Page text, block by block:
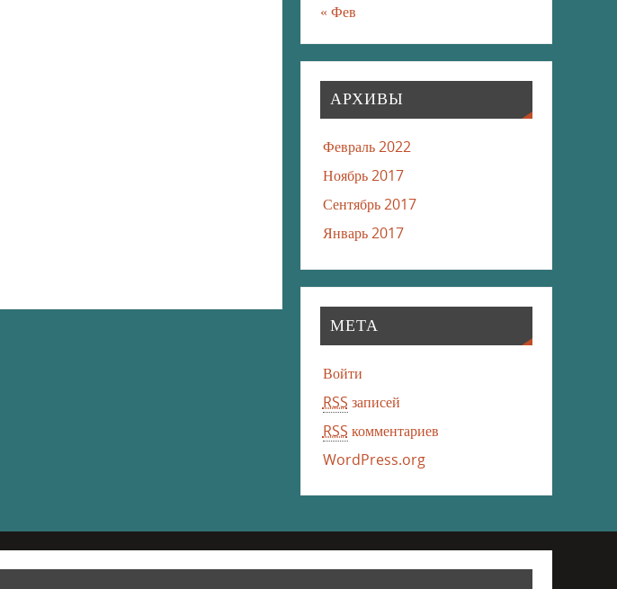
« Фев
АРХИВЫ
Февраль 2022
Ноябрь 2017
Сентябрь 2017
Январь 2017
МЕТА
Войти
RSS записей
RSS комментариев
WordPress.org